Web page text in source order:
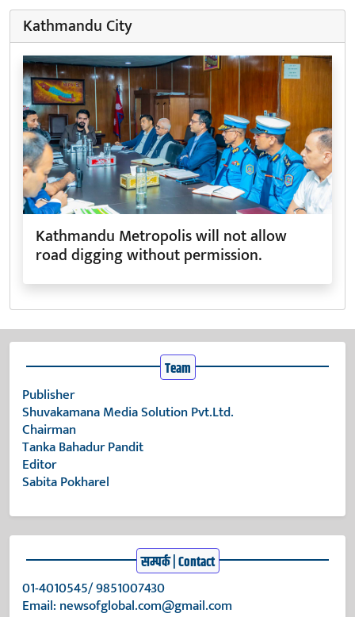
Kathmandu City
Kathmandu Metropolis will not allow
road digging without permission.
Team
Publisher
Shuvakamana Media Solution Pvt.Ltd.
Chairman
Tanka Bahadur Pandit
Editor
Sabita Pokharel
सम्पर्क | Contact
01-4010545/ 9851007430
Email: newsofglobal.com@gmail.com